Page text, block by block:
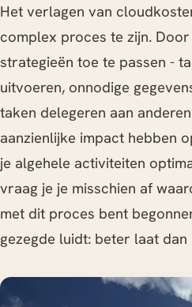
Het verlagen van
complex proces te zijn.
strategieën toe te passen -
uitvoeren, onnodige
taken delegeren aan
aanzienlijke impact hebben
je algehele activiteiten
vraag je je misschien af
met dit proces bent
gezegde luidt: beter laat dan